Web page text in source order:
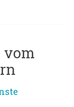
vom